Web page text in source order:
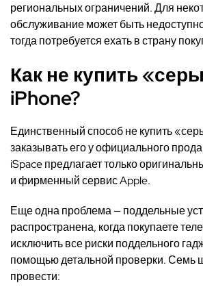
региональных ограничений. Для
обслуживание может быть
тогда потребуется ехать в страну
Как не купить
iPhone?
Единственный способ не купить
заказывать его у официального
iSpace предлагает только
и фирменный сервис Apple.
Еще одна проблема — поддельные
распространена, когда покупаете
исключить все риски поддельного
помощью детальной проверки. Семь
провести: